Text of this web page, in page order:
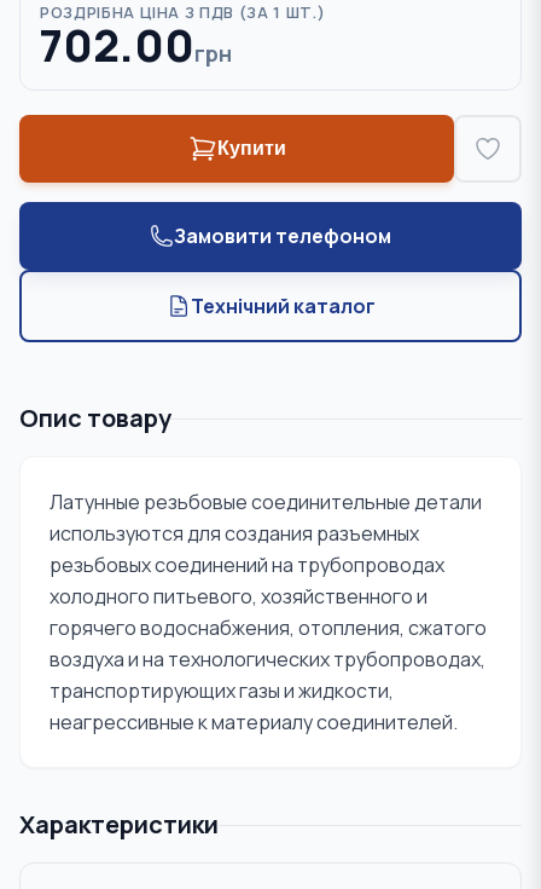
РОЗДРІБНА ЦІНА З ПДВ (ЗА 1 ШТ.)
702.00грн
Купити
Замовити телефоном
Технічний каталог
Опис товару
Латунные резьбовые соединительные детали
используются для создания разъемных
резьбовых соединений на трубопроводах
холодного питьевого, хозяйственного и
горячего водоснабжения, отопления, сжатого
воздуха и на технологических трубопроводах,
транспортирующих газы и жидкости,
неагрессивные к материалу соединителей.
Характеристики